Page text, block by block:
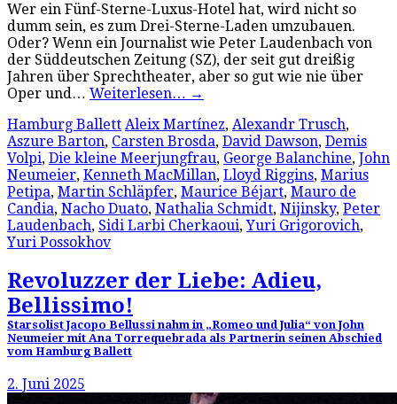
Wer ein Fünf-Sterne-Luxus-Hotel hat, wird nicht so
dumm sein, es zum Drei-Sterne-Laden umzubauen.
Oder? Wenn ein Journalist wie Peter Laudenbach von
der Süddeutschen Zeitung (SZ), der seit gut dreißig
Jahren über Sprechtheater, aber so gut wie nie über
Oper und… Weiterlesen… →
Hamburg Ballett Aleix Martínez, Alexandr Trusch,
Aszure Barton, Carsten Brosda, David Dawson, Demis
Volpi, Die kleine Meerjungfrau, George Balanchine, John
Neumeier, Kenneth MacMillan, Lloyd Riggins, Marius
Petipa, Martin Schläpfer, Maurice Béjart, Mauro de
Candia, Nacho Duato, Nathalia Schmidt, Nijinsky, Peter
Laudenbach, Sidi Larbi Cherkaoui,Yuri Grigorovich,
Yuri Possokhov
Revoluzzer der Liebe: Adieu,
Bellissimo!
Starsolist Jacopo Bellussi nahm in „Romeo und Julia“ von John
Neumeier mit Ana Torrequebrada als Partnerin seinen Abschied
vom Hamburg Ballett
2. Juni 2025